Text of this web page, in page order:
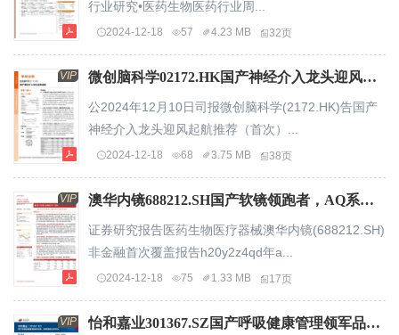
行业研究•医药生物医药行业周...
2024-12-18 57 4.23 MB 32页
VIP 微创脑科学02172.HK国产神经介入龙头迎风起航.pdf
公2024年12月10日司报微创脑科学(2172.HK)告国产
神经介入龙头迎风起航推荐（首次）...
2024-12-18 68 3.75 MB 38页
VIP 澳华内镜688212.SH国产软镜领跑者，AQ系列产品稳步放量.pdf
证券研究报告医药生物医疗器械澳华内镜(688212.SH)
非金融首次覆盖报告h20y2z4qd年a...
2024-12-18 75 1.33 MB 17页
VIP 怡和嘉业301367.SZ国产呼吸健康管理领军品牌，持续深耕全球市场.pdf